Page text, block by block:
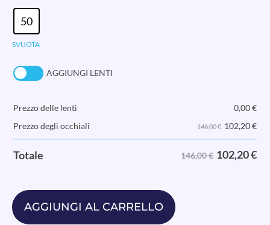
50
SVUOTA
AGGIUNGI LENTI
Prezzo delle lenti 0,00€
Prezzo degli occhiali
146,00 € 102,20€
Totale 146,00 € 102,20€
AGGIUNGI AL CARRELLO